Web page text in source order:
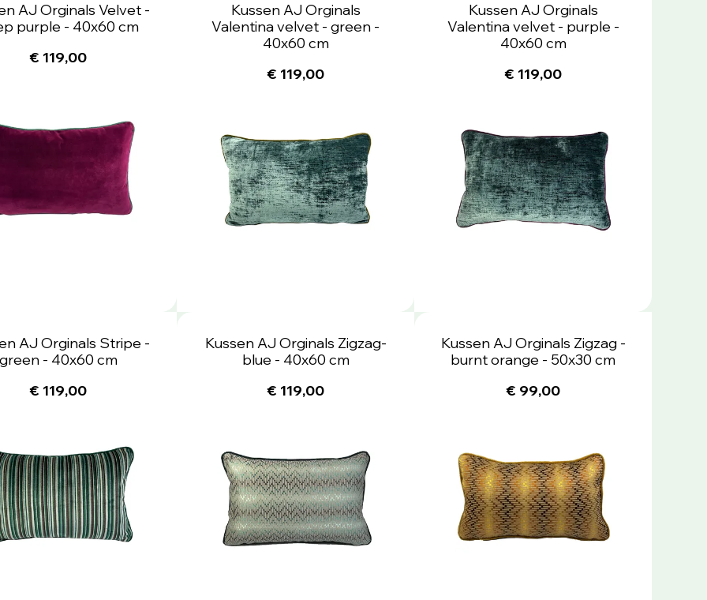
AJ Orginals Velvet -
purple - 40x60 cm
€ 119,00
Kussen AJ Orginals
Valentina velvet - green -
40x60 cm
€ 119,00
Kussen AJ Orginals
Valentina velvet - purple -
40x60 cm
€ 119,00
AJ Orginals Stripe -
- 40x60 cm
€ 119,00
Kussen AJ Orginals Zigzag-
blue - 40x60 cm
€ 119,00
Kussen AJ Orginals Zigzag -
burnt orange - 50x30 cm
€ 99,00